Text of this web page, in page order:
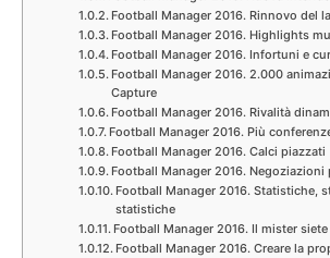
Football Manager 2016. Rinnovo del
Football Manager 2016. Highlights
Football Manager 2016. Infortuni e
Football Manager 2016. 2.000
Capture
Football Manager 2016. Rivalità
Football Manager 2016. Più
Football Manager 2016. Calci piazzati
Football Manager 2016.
Football Manager 2016. Statistiche,
statistiche
Football Manager 2016. Il mister
Football Manager 2016. Creare la